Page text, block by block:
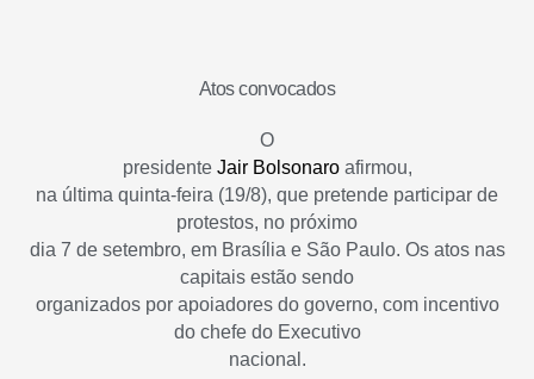
Atos convocados
O
presidente Jair Bolsonaroafirmou,
na última quinta-feira (19/8), que pretende participar de
protestos, no próximo
dia 7 de setembro, em Brasília e São Paulo. Os atos nas
capitais estão sendo
organizados por apoiadores do governo, com incentivo
do chefe do Executivo
nacional.